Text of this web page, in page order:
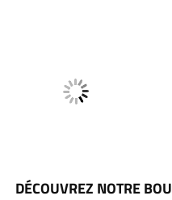
DÉCOUVREZ NOTRE